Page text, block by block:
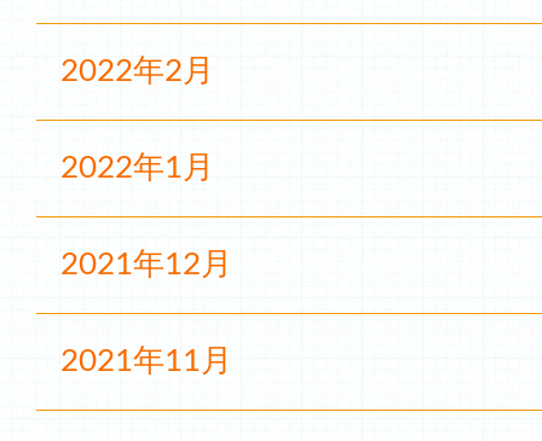
2022年2月
2022年1月
2021年12月
2021年11月